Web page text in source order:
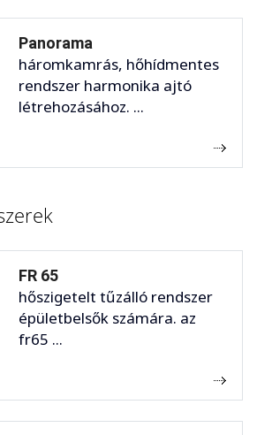
Panorama
háromkamrás, hőhídmentes
rendszer harmonika ajtó
létrehozásához. ...
FR 65
hőszigetelt tűzálló rendszer
épületbelsők számára. az
fr65 ...